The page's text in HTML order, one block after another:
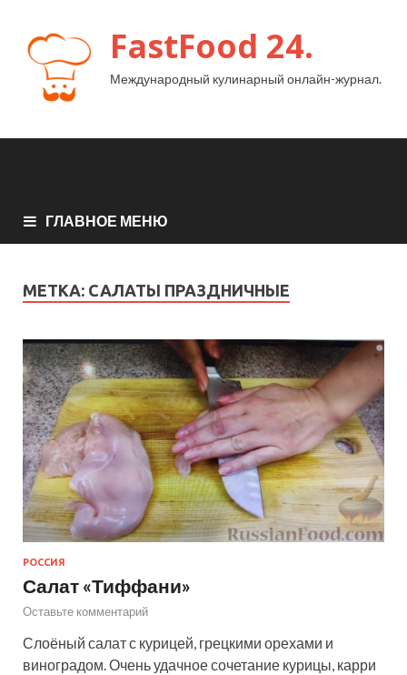
FastFood 24.
Международный кулинарный онлайн-журнал.
ГЛАВНОЕ МЕНЮ
МЕТКА: САЛАТЫ ПРАЗДНИЧНЫЕ
РОССИЯ
Салат «Тиффани»
Оставьте комментарий
Слоёный салат с курицей, грецкими орехами и
виноградом. Очень удачное сочетание курицы, карри